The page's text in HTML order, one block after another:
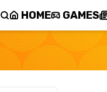
HOME GAMES